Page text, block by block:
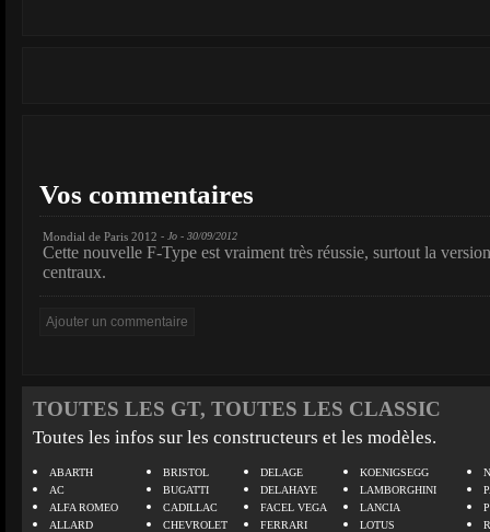
Vos commentaires
Mondial de Paris 2012 - Jo - 30/09/2012
Cette nouvelle F-Type est vraiment très réussie, surtout la
centraux.
TOUTES LES GT, TOUTES LES CLASSIC
Toutes les infos sur les constructeurs et les modèles.
ABARTH
AC
ALFA ROMEO
ALLARD
BRISTOL
BUGATTI
CADILLAC
CHEVROLET
DELAGE
DELAHAYE
FACEL VEGA
FERRARI
KOENIGSEGG
LAMBORGHINI
LANCIA
LOTUS